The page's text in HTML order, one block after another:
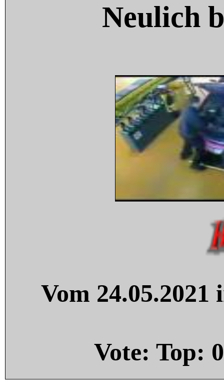
Neulich
Vom
Vote: Top: 0